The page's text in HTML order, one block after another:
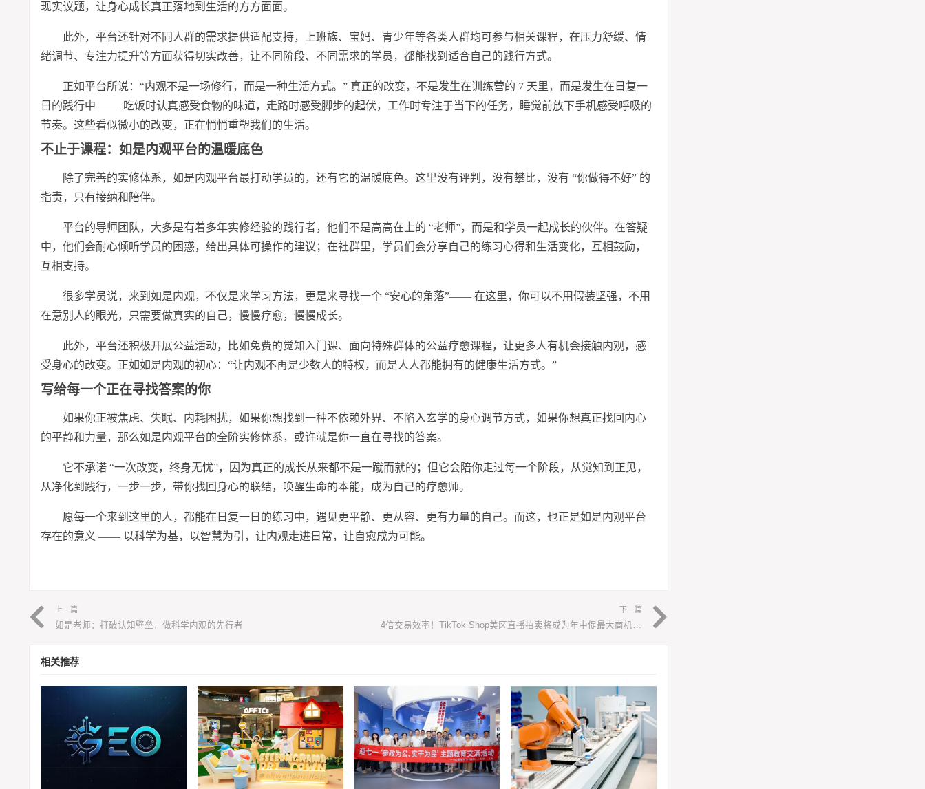
现实议题，让身心成长真正落地到生活的方方面面。
此外，平台还针对不同人群的需求提供适配支持，上班族、宝妈、青少年等各类人群均可参与相关课程，在压力舒缓、情
绪调节、专注力提升等方面获得切实改善，让不同阶段、不同需求的学员，都能找到适合自己的践行方式。
正如平台所说：“内观不是一场修行，而是一种生活方式。” 真正的改变，不是发生在训练营的 7 天里，而是发生在日复一
日的践行中 —— 吃饭时认真感受食物的味道，走路时感受脚步的起伏，工作时专注于当下的任务，睡觉前放下手机感受呼吸的
节奏。这些看似微小的改变，正在悄悄重塑我们的生活。
不止于课程：如是内观平台的温暖底色
除了完善的实修体系，如是内观平台最打动学员的，还有它的温暖底色。这里没有评判，没有攀比，没有 “你做得不好” 的
指责，只有接纳和陪伴。
平台的导师团队，大多是有着多年实修经验的践行者，他们不是高高在上的 “老师”，而是和学员一起成长的伙伴。在答疑
中，他们会耐心倾听学员的困惑，给出具体可操作的建议；在社群里，学员们会分享自己的练习心得和生活变化，互相鼓励，
互相支持。
很多学员说，来到如是内观，不仅是来学习方法，更是来寻找一个 “安心的角落”—— 在这里，你可以不用假装坚强，不用
在意别人的眼光，只需要做真实的自己，慢慢疗愈，慢慢成长。
此外，平台还积极开展公益活动，比如免费的觉知入门课、面向特殊群体的公益疗愈课程，让更多人有机会接触内观，感
受身心的改变。正如如是内观的初心：“让内观不再是少数人的特权，而是人人都能拥有的健康生活方式。”
写给每一个正在寻找答案的你
如果你正被焦虑、失眠、内耗困扰，如果你想找到一种不依赖外界、不陷入玄学的身心调节方式，如果你想真正找回内心
的平静和力量，那么如是内观平台的全阶实修体系，或许就是你一直在寻找的答案。
它不承诺 “一次改变，终身无忧”，因为真正的成长从来都不是一蹴而就的；但它会陪你走过每一个阶段，从觉知到正见，
从净化到践行，一步一步，带你找回身心的联结，唤醒生命的本能，成为自己的疗愈师。
愿每一个来到这里的人，都能在日复一日的练习中，遇见更平静、更从容、更有力量的自己。而这，也正是如是内观平台
存在的意义 —— 以科学为基，以智慧为引，让内观走进日常，让自愈成为可能。
上一篇
如是老师：打破认知壁垒，做科学内观的先行者
下一篇
4倍交易效率！TikTok Shop美区直播拍卖将成为年中促最大商机，抓紧入局！
相关推荐